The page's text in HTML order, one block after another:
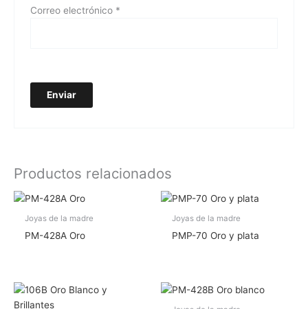
Correo electrónico *
Productos relacionados
Joyas de la madre
PM-428A Oro
Joyas de la madre
PMP-70 Oro y plata